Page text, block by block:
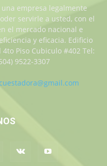
empresa legalmente
servirle a usted, con el
el mercado nacional e
y eficacia. Edificio
Piso Cubiculo #402 Tel:
9522-3307